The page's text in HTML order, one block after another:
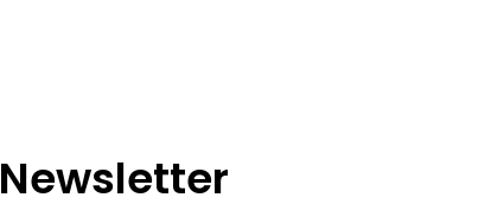
Newsletter